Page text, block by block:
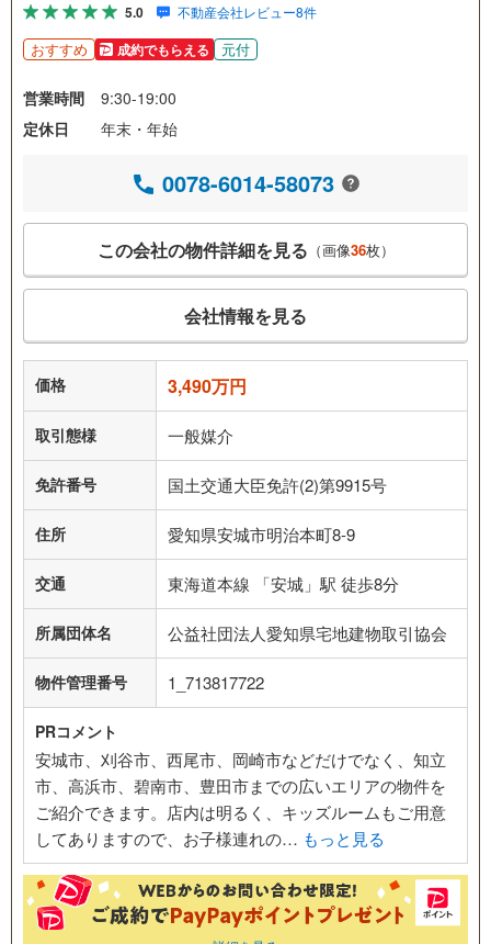
5.0 不動産会社レビュー8件
おすすめ 成約でもらえる 元付
営業時間
9:30-19:00
定休日
年末・年始
0078-6014-58073
この会社の物件詳細を見る （画像36枚）
会社情報を見る
価格 3,490万円
取引態様 一般媒介
免許番号 国土交通大臣免許(2)第9915号
住所 愛知県安城市明治本町8-9
交通 東海道本線 「安城」駅 徒歩8分
所属団体名 公益社団法人愛知県宅地建物取引協会
物件管理番号 1_713817722
PRコメント
安城市、刈谷市、西尾市、岡崎市などだけでなく、知立
市、高浜市、碧南市、豊田市までの広いエリアの物件を
ご紹介できます。店内は明るく、キッズルームもご用意
してありますので、お子様連れの… もっと見る